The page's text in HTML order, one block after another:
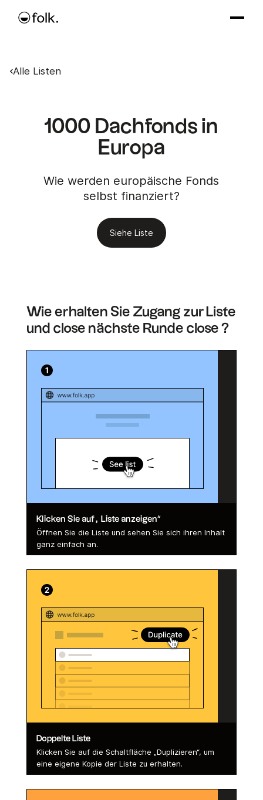
Alle Listen
1000 Dachfonds in
Europa
Wie werden europäische Fonds
selbst finanziert?
Siehe Liste
Wie erhalten Sie Zugang zur Liste
und close nächste Runde close ?
Klicken Sie auf „Liste anzeigen“
Öffnen Sie die Liste und sehen Sie sich ihren Inhalt
ganz einfach an.
Doppelte Liste
Klicken Sie auf die Schaltfläche „Duplizieren“, um
eine eigene Kopie der Liste zu erhalten.